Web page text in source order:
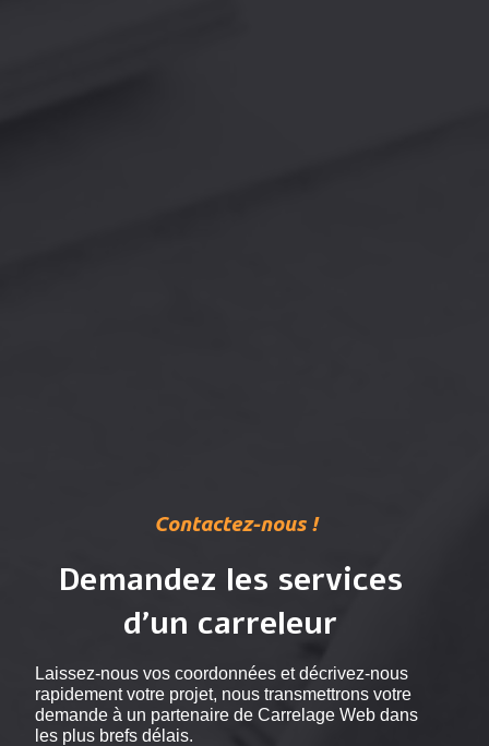
Contactez-nous !
Demandez les services
d’un carreleur
Laissez-nous vos coordonnées et décrivez-nous
rapidement votre projet, nous transmettrons votre
demande à un partenaire de Carrelage Web dans
les plus brefs délais.